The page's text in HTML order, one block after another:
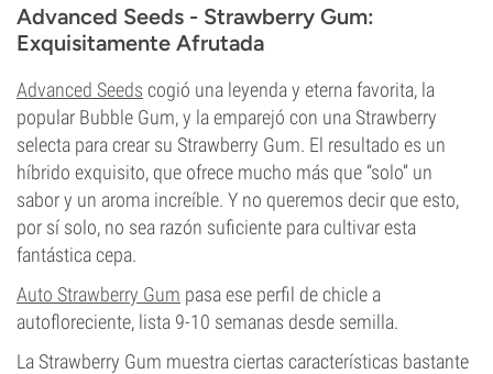
Advanced Seeds - Strawberry Gum:
Exquisitamente Afrutada
Advanced Seeds cogió una leyenda y eterna favorita, la
popular Bubble Gum, y la emparejó con una Strawberry
selecta para crear su Strawberry Gum. El resultado es un
híbrido exquisito, que ofrece mucho más que “solo” un
sabor y un aroma increíble. Y no queremos decir que esto,
por sí solo, no sea razón suficiente para cultivar esta
fantástica cepa.
Auto Strawberry Gum pasa ese perfil de chicle a
autofloreciente, lista 9-10 semanas desde semilla.
La Strawberry Gum muestra ciertas características bastante